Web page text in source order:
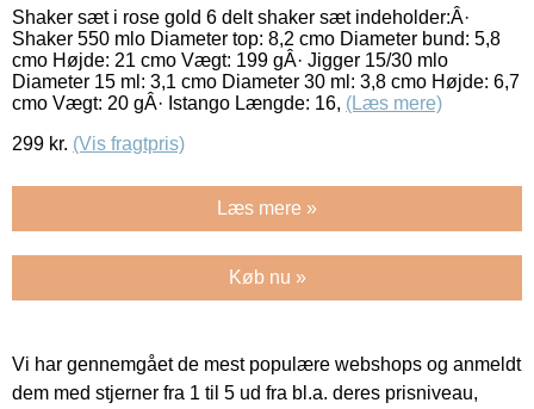
Shaker sæt i rose gold 6 delt shaker sæt indeholder:Â·
Shaker 550 mlo Diameter top: 8,2 cmo Diameter bund: 5,8
cmo Højde: 21 cmo Vægt: 199 gÂ· Jigger 15/30 mlo
Diameter 15 ml: 3,1 cmo Diameter 30 ml: 3,8 cmo Højde: 6,7
cmo Vægt: 20 gÂ· Istango Længde: 16, (Læs mere)
299 kr. (Vis fragtpris)
Læs mere »
Køb nu »
Vi har gennemgået de mest populære webshops og anmeldt
dem med stjerner fra 1 til 5 ud fra bl.a. deres prisniveau,